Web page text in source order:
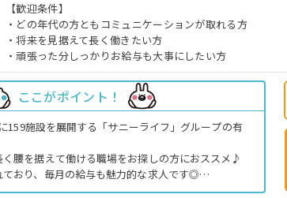
【歓迎条件】
・どの年代の方ともコミュニケーションが取れる方
・将来を見据えて長く働きたい方
・頑張った分しっかりお給与も大事にしたい方
ここがポイント！
159施設を展開する「サニーライフ」グループの有
腰を据えて働ける職場をお探しの方におススメ♪
おり、毎月の給与も魅力的な求人です◎
得OK！1食200円で利用可能な社内食もうれしいポ